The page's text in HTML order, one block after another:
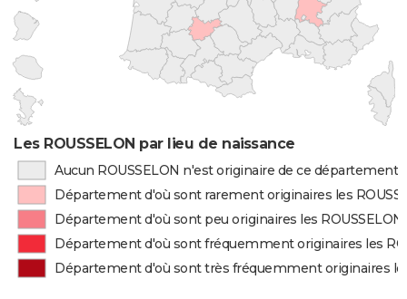
Les ROUSSELON par lieu de naissance
Aucun ROUSSELON n'est originaire de ce département
Département d'où sont rarement originaires les
Département d'où sont peu originaires les ROUSSELON
Département d'où sont fréquemment originaires les
Département d'où sont très fréquemment originaires